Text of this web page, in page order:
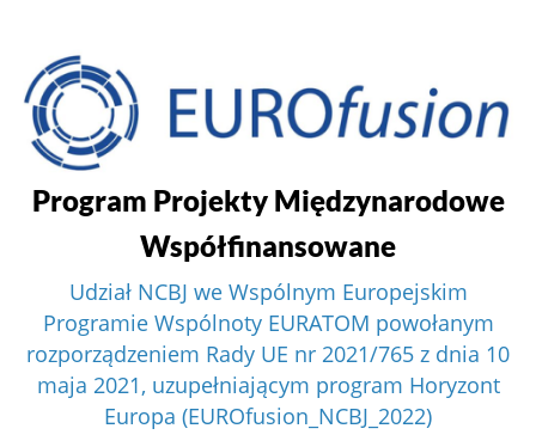
Program Projekty Międzynarodowe
Współfinansowane
Udział NCBJ we Wspólnym Europejskim
Programie Wspólnoty EURATOM powołanym
rozporządzeniem Rady UE nr 2021/765 z dnia 10
maja 2021, uzupełniającym program Horyzont
Europa (EUROfusion_NCBJ_2022)